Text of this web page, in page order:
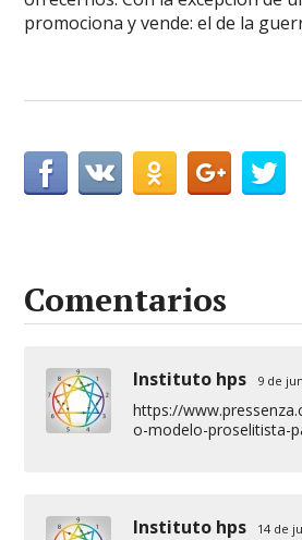
promociona y vende: el de la
Comentarios
Instituto hps 9 de
https://
o-modelo-proselitista-
Instituto hps 14 de